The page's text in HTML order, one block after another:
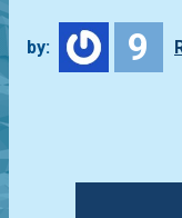
by: 9